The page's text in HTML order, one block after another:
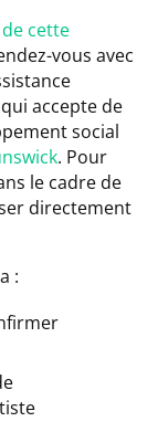
cette
vous avec
accepte de
social
. Pour
le cadre de
directement
: